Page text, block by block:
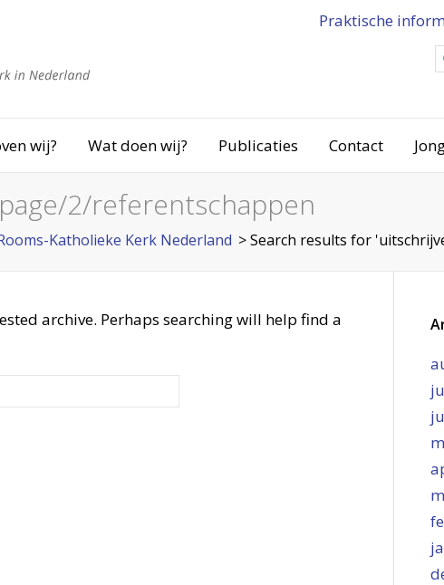
Praktische
wij? Wat doen wij? Publicaties Contact
2/referentschappen
Katholieke Kerk Nederland > Search results for
archive. Perhaps searching will help find a